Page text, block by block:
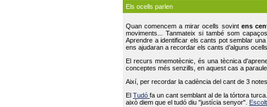
Els ocells parlen
Quan comencem a mirar ocells sovint ens
moviments... Tanmateix si també som
Aprendre a identificar els cants pot semblar
ens ajudaran a recordar els cants d’alguns
El recurs mnemotècnic, és una tècnica
conceptes més senzills, en aquest cas a
Així, per recordar la cadència del cant de 3
ElTudófa un cant semblant al de la tórtora
això diem que el tudó diu "justícia senyor".